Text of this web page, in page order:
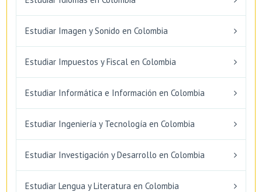
Estudiar Imagen y Sonido en Colombia
Estudiar Impuestos y Fiscal en Colombia
Estudiar Informática e Información en Colombia
Estudiar Ingeniería y Tecnología en Colombia
Estudiar Investigación y Desarrollo en Colombia
Estudiar Lengua y Literatura en Colombia